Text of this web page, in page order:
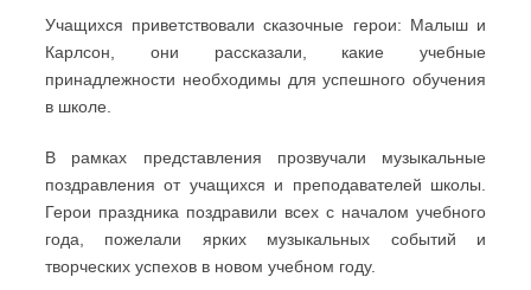
Учащихся приветствовали сказочные герои: Малыш и
Карлсон, они рассказали, какие учебные
принадлежности необходимы для успешного обучения
в школе.
В рамках представления прозвучали музыкальные
поздравления от учащихся и преподавателей школы.
Герои праздника поздравили всех с началом учебного
года, пожелали ярких музыкальных событий и
творческих успехов в новом учебном году.